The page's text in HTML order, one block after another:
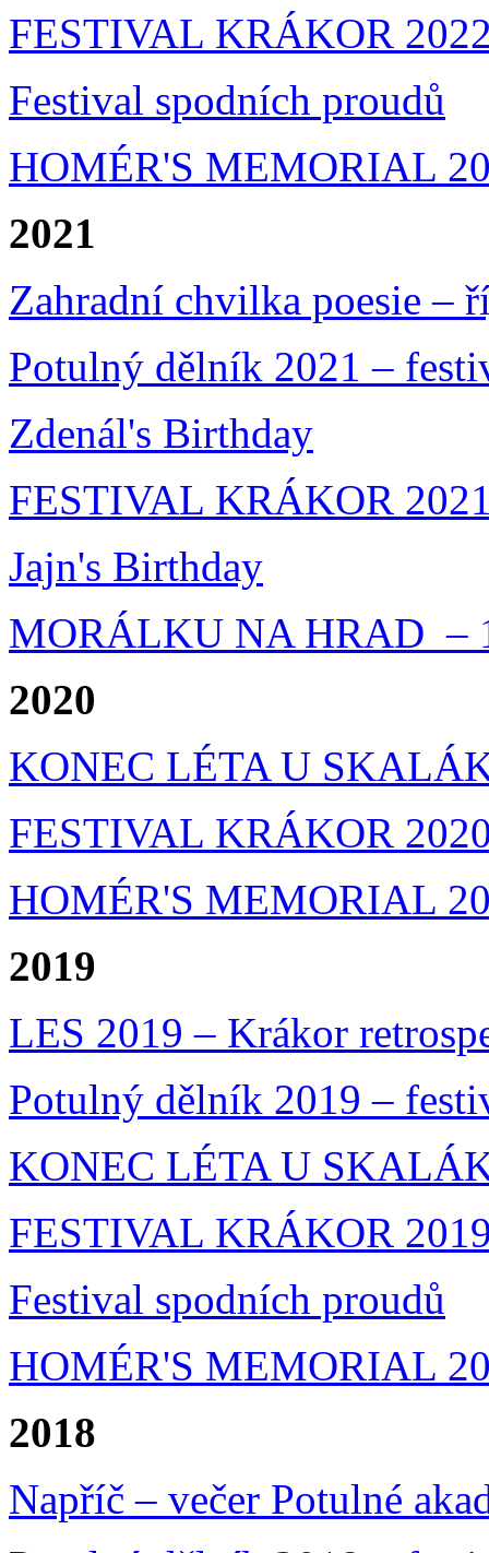
FESTIVAL KRÁKOR
Festival spodních proudů
HOMÉR'S MEMORIAL
2021
Zahradní chvilka poesie –
Potulný dělník 2021 –
Zdenál's Birthday
FESTIVAL KRÁKOR
Jajn's Birthday
MORÁLKU NA HRAD –
2020
KONEC LÉTA U
FESTIVAL KRÁKOR
HOMÉR'S MEMORIAL
2019
LES 2019 – Krákor
Potulný dělník 2019 –
KONEC LÉTA U
FESTIVAL KRÁKOR
Festival spodních proudů
HOMÉR'S MEMORIAL
2018
Napříč – večer Potulné